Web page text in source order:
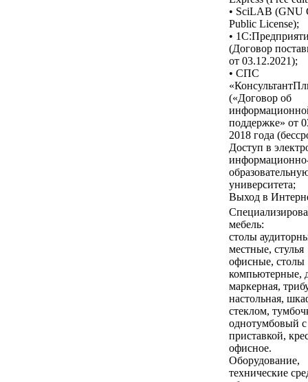
• SciLAB (GNU
Public License);
•
(Договор
от 03.12.2021);
• СПС
(«Договор об
поддержке» от
2018 года
Доступ в
университета;
Выход в
мебель:
столы
местные, стулья
офисные, столы
компьютерные,
маркерная,
настольная,
стеклом,
однотумбовый
приставкой,
офисное.
Оборудование,
технические